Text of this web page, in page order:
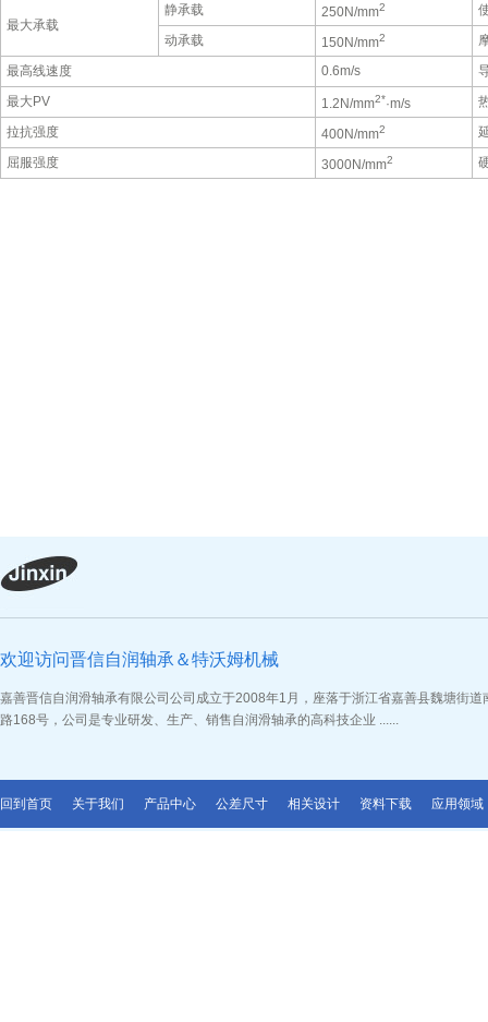
最大承载
静承载 250N/mm2
动承载
150N/mm2
最高线速度
0.6m/s
最大PV
1.2N/mm2*·m/s
拉抗强度
400N/mm2
屈服强度
3000N/mm2
欢迎访问晋信自润轴承＆特沃姆机械
嘉善晋信自润滑轴承有限公司公司成立于2008年1月，座落于浙江省嘉善县魏塘街道
路168号，公司是专业研发、生产、销售自润滑轴承的高科技企业 ......
回到首页 关于我们 产品中心 公差尺寸 相关设计 资料下载 应用领域